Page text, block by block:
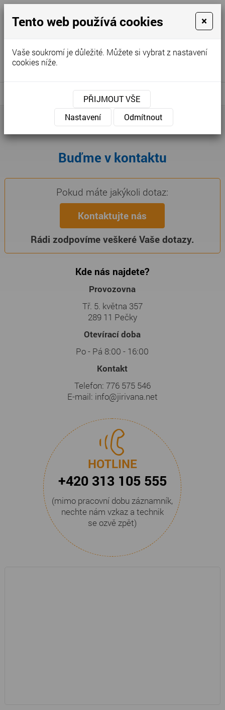
internet - televize - telefon
Hotline: +420 313 105 555
MENU
Buďme v kontaktu
Pokud máte jakýkoli dotaz:
Kontaktujte nás
Rádi zodpovíme veškeré Vaše dotazy.
Kde nás najdete?
Provozovna
Tř. 5. května 357
289 11 Pečky
Otevírací doba
Po - Pá 8:00 - 16:00
Kontakt
Telefon: 776 575 546
E-mail: info@jirivana.net
HOTLINE
+420 313 105 555
(mimo pracovní dobu záznamník,
nechte nám vzkaz a technik
se ozvě zpět)
Tento web používá cookies ×
Vaše soukromí je důležité. Můžete si vybrat z nastavení
cookies níže.
PŘIJMOUT VŠE
Nastavení
Odmítnout